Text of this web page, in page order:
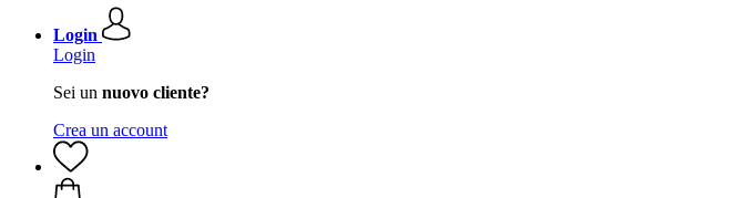
Login
Login
Sei un nuovo cliente?
Crea un account